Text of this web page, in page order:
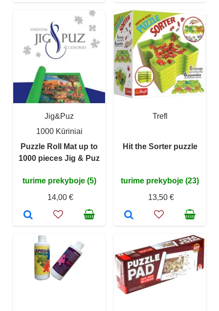
Jig&Puz
1000 Kūriniai
Puzzle Roll Mat up to
1000 pieces Jig & Puz
turime prekyboje (5)
14,00 €
Trefl
Hit the Sorter puzzle
turime prekyboje (23)
13,50 €